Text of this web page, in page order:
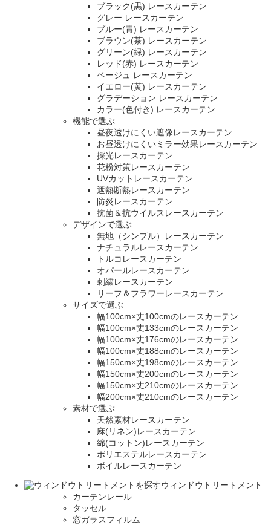
ブラック(黒) レースカーテン
グレー レースカーテン
ブルー(青) レースカーテン
ブラウン(茶) レースカーテン
グリーン(緑) レースカーテン
レッド(赤) レースカーテン
ベージュ レースカーテン
イエロー(黄) レースカーテン
グラデーション レースカーテン
カラー(色付き) レースカーテン
機能で選ぶ
昼夜透けにくい遮像レースカーテン
お昼透けにくいミラー効果レースカーテン
採光レースカーテン
花粉対策レースカーテン
UVカットレースカーテン
遮熱断熱レースカーテン
防炎レースカーテン
抗菌＆抗ウイルスレースカーテン
デザインで選ぶ
無地（シンプル）レースカーテン
ナチュラルレースカーテン
トルコレースカーテン
オパールレースカーテン
刺繍レースカーテン
リーフ＆フラワーレースカーテン
サイズで選ぶ
幅100cm×丈100cmのレースカーテン
幅100cm×丈133cmのレースカーテン
幅100cm×丈176cmのレースカーテン
幅100cm×丈188cmのレースカーテン
幅150cm×丈198cmのレースカーテン
幅150cm×丈200cmのレースカーテン
幅150cm×丈210cmのレースカーテン
幅200cm×丈210cmのレースカーテン
素材で選ぶ
天然素材レースカーテン
麻(リネン)レースカーテン
綿(コットン)レースカーテン
ポリエステルレースカーテン
ボイルレースカーテン
ウィンドウトリートメント
カーテンレール
タッセル
窓ガラスフィルム